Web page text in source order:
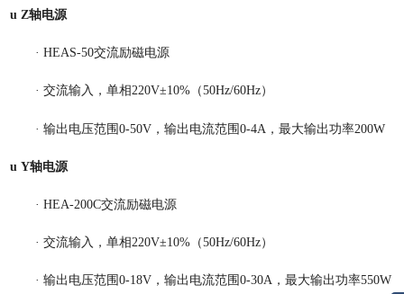
u Z轴电源
· HEAS-50交流励磁电源
· 交流输入，单相220V±10%（50Hz/60Hz）
· 输出电压范围0-50V ，输出电流范围0-4A ，最大输出功率200W
u Y轴电源
· HEA-200C交流励磁电源
· 交流输入，单相220V±10%（50Hz/60Hz）
· 输出电压范围0-18V ，输出电流范围0-30A ，最大输出功率550W